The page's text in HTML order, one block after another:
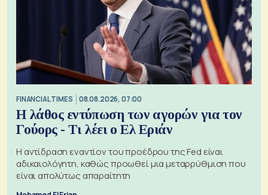
FINANCIAL TIMES 08.08.2026, 07:00
Η λάθος εντύπωση των αγορών για τον
Γούορς - Τι λέει ο Ελ Εριάν
Η αντίδραση εναντίον του προέδρου της Fed είναι
αδικαιολόγητη, καθώς προωθεί μια μεταρρύθμιση που
είναι απολύτως απαραίτητη